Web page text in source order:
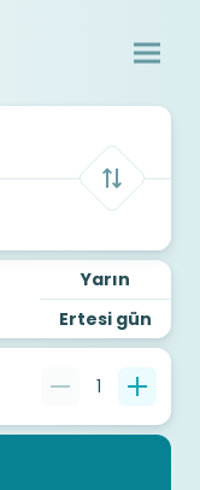
Yarın
Ertesi gün
1